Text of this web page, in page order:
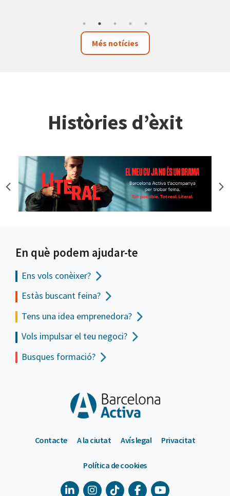
Més notícies
Històries d’èxit
En què podem ajudar-te
Ens vols conèixer?
Estàs buscant feina?
Tens una idea emprenedora?
Vols impulsar el teu negoci?
Busques formació?
Contacte A la ciutat Avís legal Privacitat
Política de cookies